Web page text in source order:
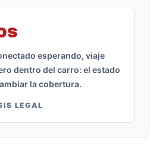
esperando, viaje
dentro del carro: el estado
la cobertura.
LEGAL